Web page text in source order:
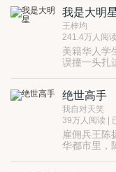
我是大明星
王梓均
241.4万人阅
美籍华人学
误撞一头扎
绝世高手
我自对天笑
39万人阅读 |
雇佣兵王陈
华都市里，